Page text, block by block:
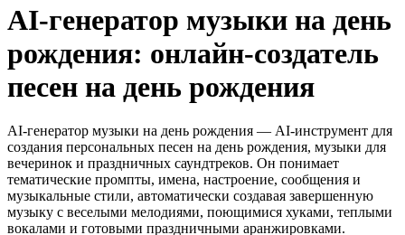
AI-генератор музыки на день
рождения: онлайн-создатель
песен на день рождения
AI-генератор музыки на день рождения — AI-инструмент для
создания персональных песен на день рождения, музыки для
вечеринок и праздничных саундтреков. Он понимает
тематические промпты, имена, настроение, сообщения и
музыкальные стили, автоматически создавая завершенную
музыку с веселыми мелодиями, поющимися хуками, теплыми
вокалами и готовыми праздничными аранжировками.